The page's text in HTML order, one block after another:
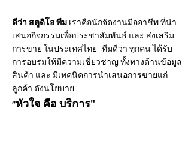
ดีว่า สตูดิโอ ทีม เราคือนักจัดงานมืออาชีพ ที่นำ
เสนอกิจกรรมเพื่อประชาสัมพันธ์ และ ส่งเสริม
การขาย ในประเทศไทย ทีมดีว่า ทุกคน ได้รับ
การอบรมให้มีความเชี่ยวชาญ ทั้งทางด้านข้อมูล
สินค้า และ มีเทคนิคการนำเสนอการขายแก่
ลูกค้า ดังนโยบาย
“หัวใจ คือ บริการ"